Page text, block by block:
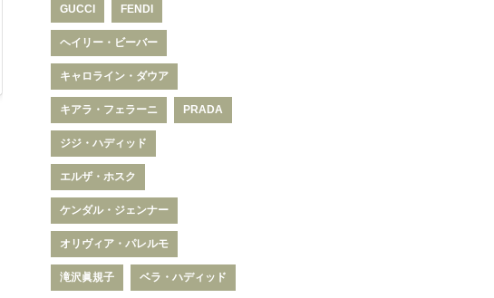
GUCCI FENDI
ヘイリー・ビーバー
キャロライン・ダウア
キアラ・フェラーニ PRADA
ジジ・ハディッド
エルザ・ホスク
ケンダル・ジェンナー
オリヴィア・パレルモ
滝沢眞規子 ベラ・ハディッド